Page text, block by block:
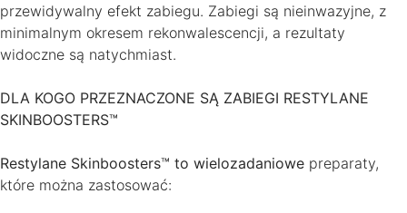
przewidywalny efekt zabiegu. Zabiegi są nieinwazyjne, z
minimalnym okresem rekonwalescencji, a rezultaty
widoczne są natychmiast.
DLA KOGO PRZEZNACZONE SĄ ZABIEGI RESTYLANE
SKINBOOSTERS™
Restylane Skinboosters™ to wielozadaniowe preparaty,
które można zastosować: